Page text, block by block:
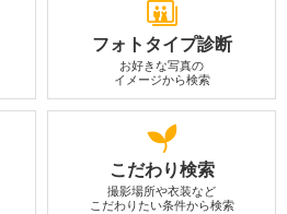
フォトタイプ診断
お好きな写真の
イメージから検索
こだわり検索
撮影場所や衣装など
こだわりたい条件から検索